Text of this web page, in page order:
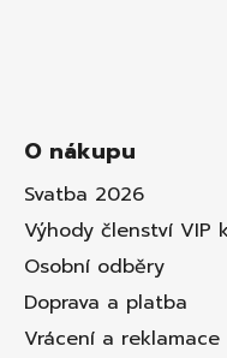
O nákupu
Svatba 2026
Výhody členství VIP
Osobní odběry
Doprava a platba
Vrácení a reklamace